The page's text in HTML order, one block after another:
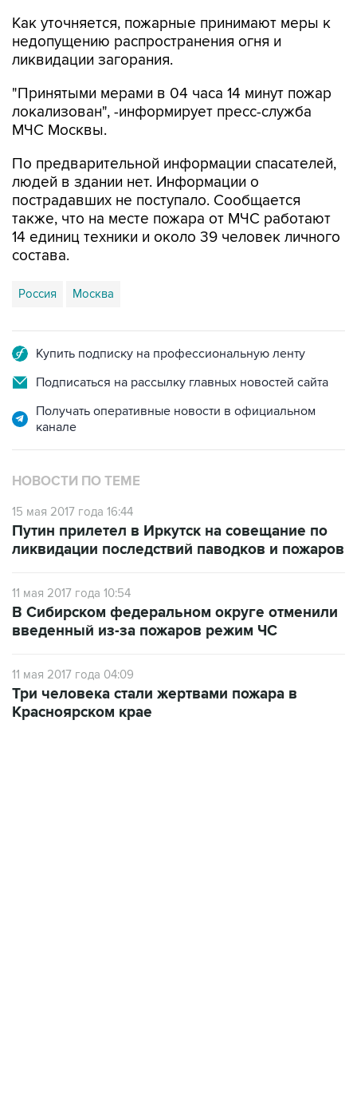
Как уточняется, пожарные принимают меры к
недопущению распространения огня и
ликвидации загорания.
"Принятыми мерами в 04 часа 14 минут пожар
локализован", -информирует пресс-служба
МЧС Москвы.
По предварительной информации спасателей,
людей в здании нет. Информации о
пострадавших не поступало. Сообщается
также, что на месте пожара от МЧС работают
14 единиц техники и около 39 человек личного
состава.
Россия Москва
Купить подписку на профессиональную ленту
Подписаться на рассылку главных новостей сайта
Получать оперативные новости в официальном
канале
НОВОСТИ ПО ТЕМЕ
15 мая 2017 года 16:44
Путин прилетел в Иркутск на совещание по
ликвидации последствий паводков и пожаров
11 мая 2017 года 10:54
В Сибирском федеральном округе отменили
введенный из-за пожаров режим ЧС
11 мая 2017 года 04:09
Три человека стали жертвами пожара в
Красноярском крае